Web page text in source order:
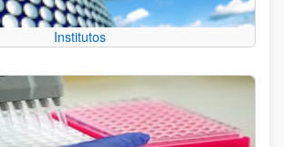
Institutos